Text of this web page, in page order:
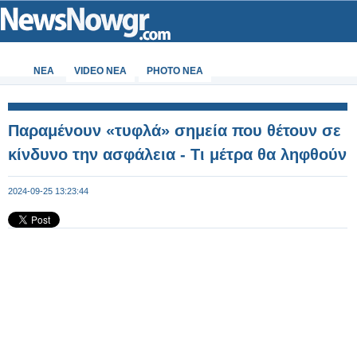
ΝΕΑ VIDEO NEA PHOTO NEA
Παραμένουν «τυφλά» σημεία που θέτουν σε
κίνδυνο την ασφάλεια - Τι μέτρα θα ληφθούν
2024-09-25 13:23:44